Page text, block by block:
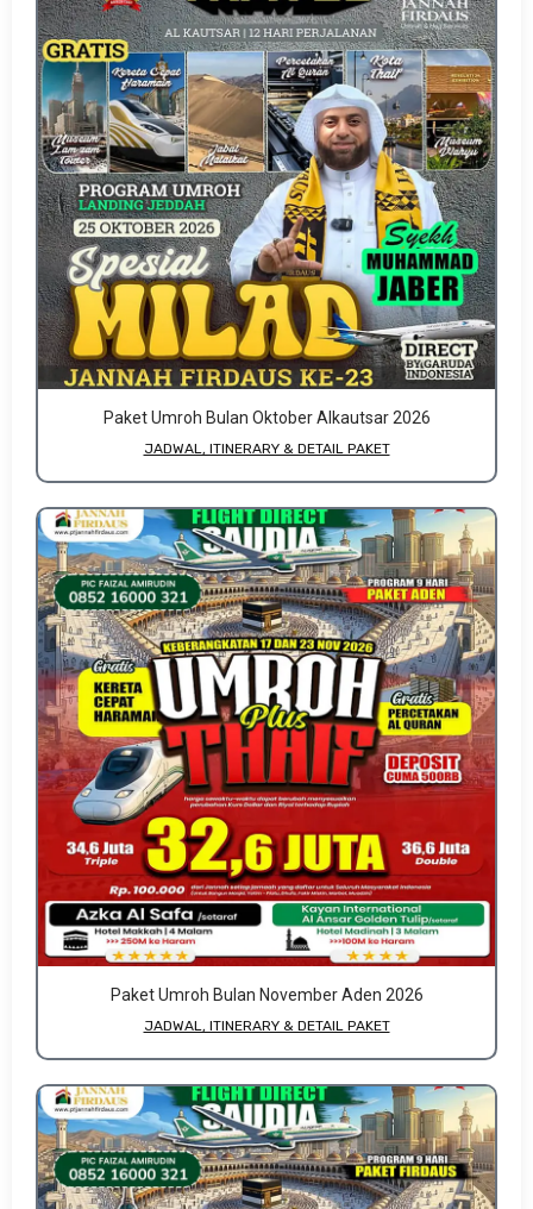
Paket Umroh Bulan Oktober Alkautsar 2026
JADWAL, ITINERARY & DETAIL PAKET
Paket Umroh Bulan November Aden 2026
JADWAL, ITINERARY & DETAIL PAKET